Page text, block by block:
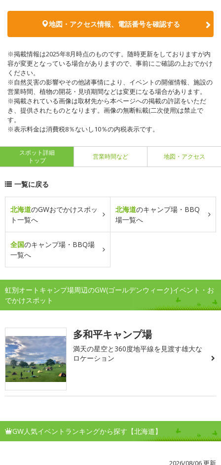
地図・アクセス情報、電話番号を確認する
※掲載情報は2025年8月時点のものです。随時更新をしておりますが内
容が変更となっている場合がありますので、事前にご確認の上おでかけ
ください。
※自然災害の影響やその他諸事情により、イベントの開催情報、施設の
営業時間、植物の開花・見頃期間などは変更になる場合があります。
※掲載されている画像は取材先から本ページへの掲載の許諾をいただ
き、提供されたものとなります。画像の無断転載(二次使用)は禁止で
す。
※表示料金は消費税8％ないし10％の内税表示です。
スポット詳細
トップ
営業時間など 地図・アクセス
一覧に戻る
北海道のGWおでかけスポッ
ト一覧へ
北海道のキャンプ場・BBQ
場一覧へ
全国のキャンプ場・BBQ場
一覧へ
虹別オートキャンプ場周辺のGW(ゴールデンウィーク)イベント・お
でかけスポット
多和平キャンプ場
満天の星空と360度地平線を見渡す雄大な
ロケーション
GW人気イベントランキングから探す【北海道】
2026/08/06 更新